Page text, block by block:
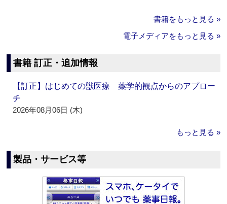
書籍をもっと見る »
電子メディアをもっと見る »
書籍 訂正・追加情報
【訂正】はじめての獣医療 薬学的観点からのアプロー
チ
2026年08月06日 (木)
もっと見る »
製品・サービス等